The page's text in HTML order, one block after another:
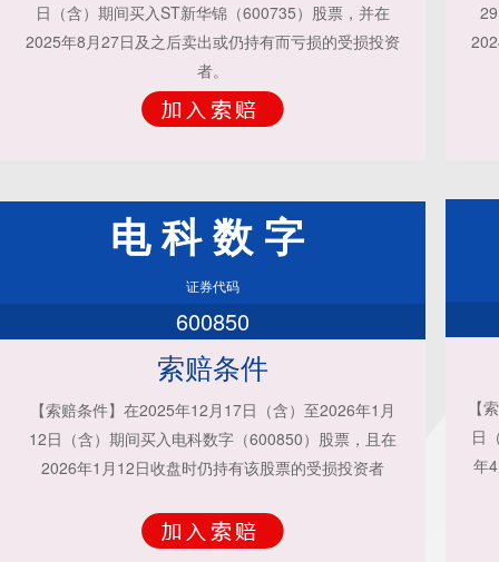
日（含）期间买入ST新华锦（600735）股票，并在
2025年8月27日及之后卖出或仍持有而亏损的受损投资
者。
电科数字
证券代码
600850
索赔条件
【索赔条件】在2025年12月17日（含）至2026年1月
12日（含）期间买入电科数字（600850）股票，且在
2026年1月12日收盘时仍持有该股票的受损投资者
【
日
年